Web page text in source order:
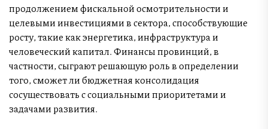
продолжением фискальной осмотрительности и
целевыми инвестициями в сектора, способствующие
росту, такие как энергетика, инфраструктура и
человеческий капитал. Финансы провинций, в
частности, сыграют решающую роль в определении
того, сможет ли бюджетная консолидация
сосуществовать с социальными приоритетами и
задачами развития.